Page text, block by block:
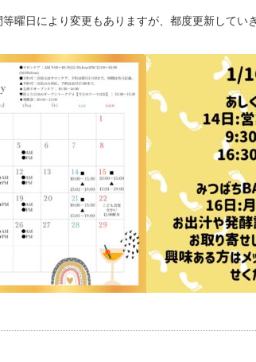
曜日により変更もありますが、都度更新してい